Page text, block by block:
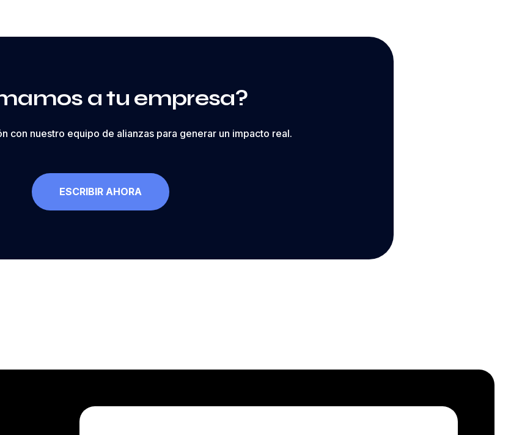
a tu empresa?
con nuestro equipo de alianzas para generar un impacto real.
ESCRIBIR AHORA